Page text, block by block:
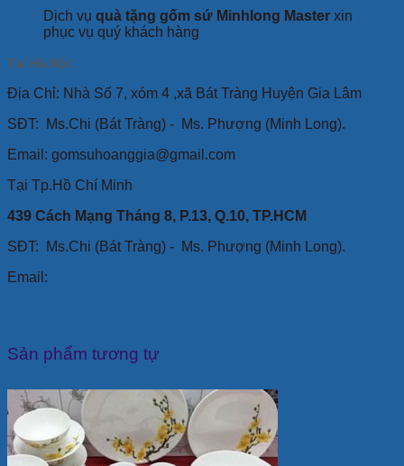
Dịch vụ quà tặng gốm sứ Minhlong Master xin
phục vụ quý khách hàng
Tại Hà Nội:
Địa Chỉ: Nhà Số 7, xóm 4 ,xã Bát Tràng Huyện Gia Lâm
SĐT:
Ms.Chi (Bát Tràng) - Ms. Phượng (Minh Long).
Email: gomsuhoanggia@gmail.com
Tại Tp.Hồ Chí Minh
439 Cách Mạng Tháng 8, P.13, Q.10, TP.HCM
SĐT: Ms.Chi (Bát Tràng) - Ms. Phượng (Minh Long).
Email:
Sản phẩm tương tự